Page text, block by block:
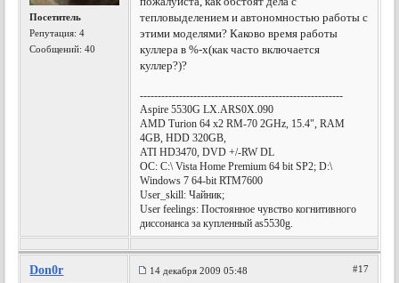
Посетитель
Репутация:4
Сообщений: 40
тепловыделением и автономностью работы с
этими моделями? Каково время работы
куллера в %-х(как часто включается
куллер?)?
---------------------------------------------------------
Aspire 5530G LX.ARS0X.090
AMD Turion 64 x2 RM-70 2GHz, 15.4", RAM
4GB, HDD 320GB,
ATI HD3470, DVD +/-RW DL
OC: C:\ Vista Home Premium 64 bit SP2; D:\
Windows 7 64-bit RTM7600
User_skill: Чайник;
User feelings: Постоянное чувство когнитивного
диссонанса за купленный as5530g.
Don0r 14 декабря 2009 05:48 #17